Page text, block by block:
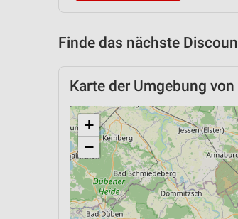
Finde das nächste
Karte der Umgebung
+
−